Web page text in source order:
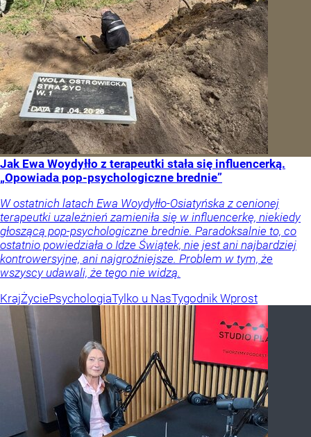
Jak Ewa Woydyłło z terapeutki stała się influencerką.
„Opowiada pop-psychologiczne brednie”
W ostatnich latach Ewa Woydyłło-Osiatyńska z cenionej
terapeutki uzależnień zamieniła się w influencerkę, niekiedy
głoszącą pop-psychologiczne brednie. Paradoksalnie to, co
ostatnio powiedziała o Idze Świątek, nie jest ani najbardziej
kontrowersyjne, ani najgroźniejsze. Problem w tym, że
wszyscy udawali, że tego nie widzą.
KrajŻyciePsychologiaTylko u NasTygodnik Wprost